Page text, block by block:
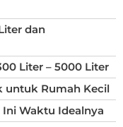
dan
Liter – 5000 Liter
untuk Rumah Kecil
Ini Waktu Idealnya